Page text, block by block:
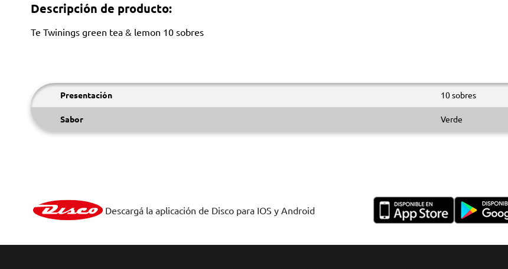
Descripción de producto:
Te Twinings green tea & lemon 10 sobres
Presentación 10 sobres
Sabor Verde
Descargá la aplicación de Disco para IOS y Android